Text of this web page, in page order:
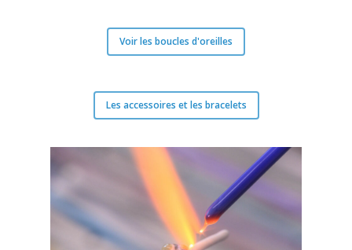
Voir les boucles d'oreilles
Les accessoires et les bracelets